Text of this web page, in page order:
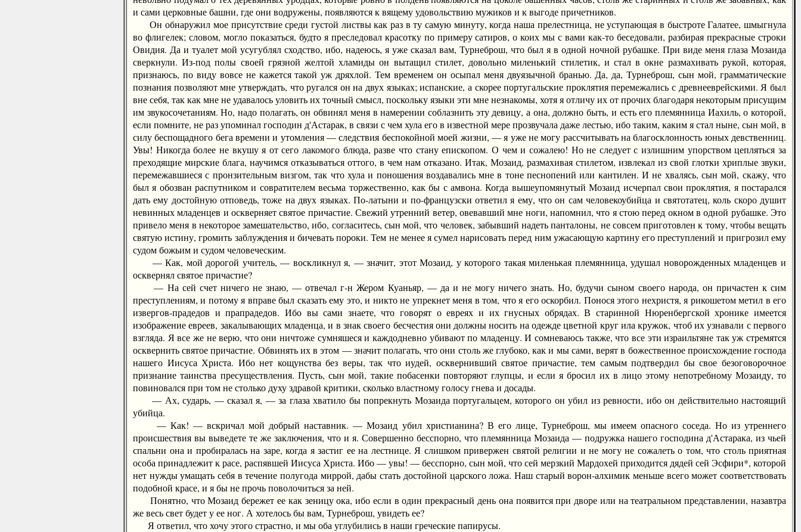
и сами церковные башни, где они водружены, появляются к вящему удовольствию мужиков и к выгоде причетников.
Он обнаружил мое присутствие среди густой листвы как раз в ту самую минуту, когда наша прелестница, не уступающая в быстроте Галатее, шмыгнула
во флигелек; словом, могло показаться, будто я преследовал красотку по примеру сатиров, о коих мы с вами как-то беседовали, разбирая прекрасные строки
Овидия. Да и туалет мой усугублял сходство, ибо, надеюсь, я уже сказал вам, Турнеброш, что был я в одной ночной рубашке. При виде меня глаза Мозаида
сверкнули. Из-под полы своей грязной желтой хламиды он вытащил стилет, довольно миленький стилетик, и стал в окне размахивать рукой, которая,
признаюсь, по виду вовсе не кажется такой уж дряхлой. Тем временем он осыпал меня двуязычной бранью. Да, да, Турнеброш, сын мой, грамматические
познания позволяют мне утверждать, что ругался он на двух языках; испанские, а скорее португальские проклятия перемежались с древнееврейскими. Я был
вне себя, так как мне не удавалось уловить их точный смысл, поскольку языки эти мне незнакомы, хотя я отличу их от прочих благодаря некоторым присущим
им звукосочетаниям. Но, надо полагать, он обвинял меня в намерении соблазнить эту девицу, а она, должно быть, и есть его племянница Иахиль, о которой,
если помните, не раз упоминал господин д'Астарак, в связи с чем хула его в известной мере прозвучала даже лестью, ибо таким, каким я стал ныне, сын мой, в
силу беспощадного бега времени и утомления — следствия беспокойной моей жизни, — я уже не могу рассчитывать на благосклонность юных девственниц.
Увы! Никогда более не вкушу я от сего лакомого блюда, разве что стану епископом. О чем и сожалею! Но не следует с излишним упорством цепляться за
преходящие мирские блага, научимся отказываться оттого, в чем нам отказано. Итак, Мозаид, размахивая стилетом, извлекал из свой глотки хриплые звуки,
перемежавшиеся с пронзительным визгом, так что хула и поношения воздавались мне в тоне песнопений или кантилен. И не хвалясь, сын мой, скажу, что
был я обозван распутником и совратителем весьма торжественно, как бы с амвона. Когда вышеупомянутый Мозаид исчерпал свои проклятия, я постарался
дать ему достойную отповедь, тоже на двух языках. По-латыни и по-французски ответил я ему, что он сам человекоубийца и святотатец, коль скоро душит
невинных младенцев и оскверняет святое причастие. Свежий утренний ветер, овевавший мне ноги, напомнил, что я стою перед окном в одной рубашке. Это
привело меня в некоторое замешательство, ибо, согласитесь, сын мой, что человек, забывший надеть панталоны, не совсем приготовлен к тому, чтобы вещать
святую истину, громить заблуждения и бичевать пороки. Тем не менее я сумел нарисовать перед ним ужасающую картину его преступлений и пригрозил ему
судом божьим и судом человеческим.
— Как, мой дорогой учитель, — воскликнул я, — значит, этот Мозаид, у которого такая миленькая племянница, удушал новорожденных младенцев и
осквернял святое причастие?
— На сей счет ничего не знаю, — отвечал г-н Жером Куаньяр, — да и не могу ничего знать. Но, будучи сыном своего народа, он причастен к сим
преступлениям, и потому я вправе был сказать ему это, и никто не упрекнет меня в том, что я его оскорбил. Понося этого нехристя, я рикошетом метил в его
извергов-прадедов и прапрадедов. Ибо вы сами знаете, что говорят о евреях и их гнусных обрядах. В старинной Нюренбергской хронике имеется
изображение евреев, закалывающих младенца, и в знак своего бесчестия они должны носить на одежде цветной круг ила кружок, чтоб их узнавали с первого
взгляда. Я все же не верю, что они ничтоже сумняшеся и каждодневно убивают по младенцу. И сомневаюсь также, что все эти израильтяне так уж стремятся
осквернить святое причастие. Обвинять их в этом — значит полагать, что они столь же глубоко, как и мы сами, верят в божественное происхождение господа
нашего Иисуса Христа. Ибо нет кощунства без веры, так что иудей, осквернивший святое причастие, тем самым подтвердил бы свое безоговорочное
признание таинства пресуществления. Пусть, сын мой, такие побасенки повторяют глупцы, и если я бросил их в лицо этому непотребному Мозаиду, то
повиновался при том не столько духу здравой критики, сколько властному голосу гнева и досады.
— Ах, сударь, — сказал я, — за глаза хватило бы попрекнуть Мозаида португальцем, которого он убил из ревности, ибо он действительно настоящий
убийца.
— Как! — вскричал мой добрый наставник. — Мозаид убил христианина? В его лице, Турнеброш, мы имеем опасного соседа. Но из утреннего
происшествия вы выведете те же заключения, что и я. Совершенно бесспорно, что племянница Мозаида — подружка нашего господина д'Астарака, из чьей
спальни она и пробиралась на заре, когда я застиг ее на лестнице. Я слишком привержен святой религии и не могу не сожалеть о том, что столь приятная
особа принадлежит к расе, распявшей Иисуса Христа. Ибо — увы! — бесспорно, сын мой, что сей мерзкий Мардохей приходится дядей сей Эсфири*, которой
нет нужды умащать себя в течение полугода миррой, дабы стать достойной царского ложа. Наш старый ворон-алхимик меньше всего может соответствовать
подобной красе, и я бы не прочь поволочиться за ней.
Понятно, что Мозаид бережет ее как зеницу ока, ибо если в один прекрасный день она появится при дворе или на театральном представлении, назавтра
же весь свет будет у ее ног. А хотелось бы вам, Турнеброш, увидеть ее?
Я ответил, что хочу этого страстно, и мы оба углубились в наши греческие папирусы.